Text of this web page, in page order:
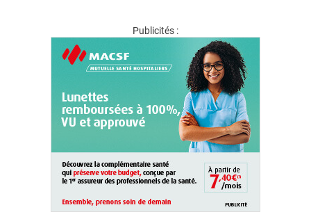
Publicités :